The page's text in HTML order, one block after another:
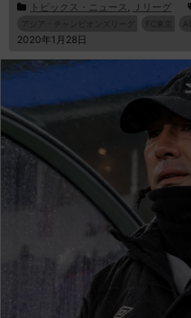
トピックス・ニュース , Ｊリーグ
2020年1月28日